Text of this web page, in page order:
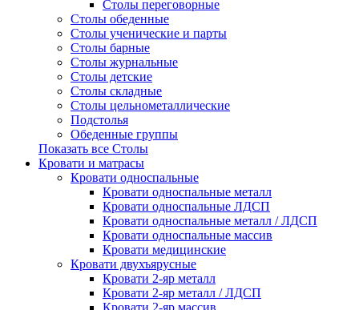
Столы переговорные
Столы обеденные
Столы ученические и парты
Столы барные
Столы журнальные
Столы детские
Столы складные
Столы цельнометаллические
Подстолья
Обеденные группы
Показать все Столы
Кровати и матрасы
Кровати односпальные
Кровати односпальные металл
Кровати односпальные ЛДСП
Кровати односпальные металл / ЛДСП
Кровати односпальные массив
Кровати медицинские
Кровати двухъярусные
Кровати 2-яр металл
Кровати 2-яр металл / ЛДСП
Кровати 2-яр массив